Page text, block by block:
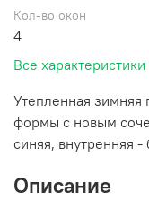
Кол-во окон
4
Все характеристики
Утепленная зимняя
формы с новым
синяя, внутренняя -
Описание